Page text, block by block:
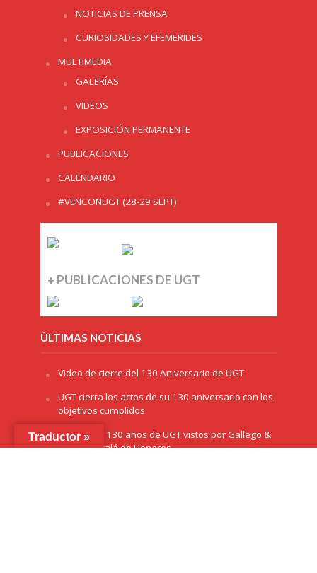
NOTICIAS DE PRENSA
CURIOSIDADES Y EFEMERIDES
MULTIMEDIA
GALERÍAS
VIDEOS
EXPOSICIÓN PERMANENTE
PUBLICACIONES
CALENDARIO
#VENCONUGT (28-29 SEPT)
+ PUBLICACIONES DE UGT
ÚLTIMAS NOTICIAS
Video de cierre del 130 Aniversario de UGT
UGT cierra los actos de su 130 aniversario con los
objetivos cumplidos
Exposición 130 años de UGT vistos por Gallego &
Rey, en Alcalá de Henares
Traductor »